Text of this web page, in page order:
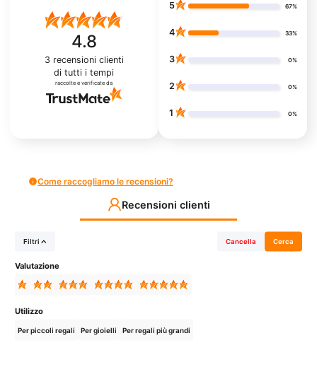
4.8
3 recensioni clienti
di tutti i tempi
raccolte e verificate da
5 67%
4 33%
3 0%
2 0%
1 0%
Come raccogliamo le recensioni?
Recensioni clienti
Filtri Cancella Cerca
Valutazione
Utilizzo
Per piccoli regali Per gioielli Per regali più grandi